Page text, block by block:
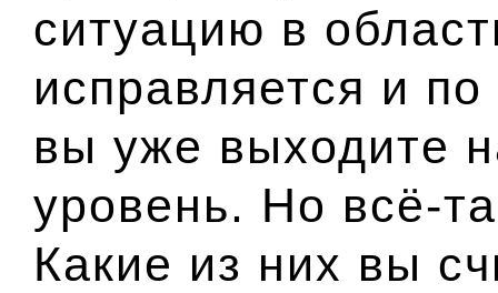
ситуацию в
исправляется и
вы уже выходите
уровень. Но всё-
Какие из них вы